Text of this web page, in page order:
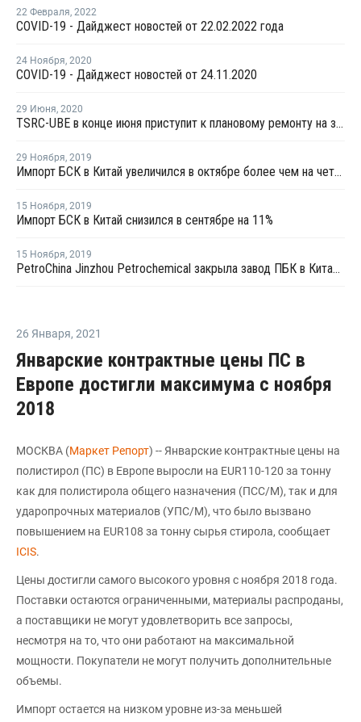
22 Февраля, 2022
COVID-19 - Дайджест новостей от 22.02.2022 года
24 Ноября, 2020
COVID-19 - Дайджест новостей от 24.11.2020
29 Июня, 2020
TSRC-UBE в конце июня приступит к плановому ремонту на заводе ПБК в Наньтуне
29 Ноября, 2019
Импорт БСК в Китай увеличился в октябре более чем на четверть
15 Ноября, 2019
Импорт БСК в Китай снизился в сентябре на 11%
15 Ноября, 2019
PetroChina Jinzhou Petrochemical закрыла завод ПБК в Китае на внеплановый ремонт
26 Января, 2021
Январские контрактные цены ПС в
Европе достигли максимума с ноября
2018
МОСКВА (Маркет Репорт) -- Январские контрактные цены на
полистирол (ПС) в Европе выросли на EUR110-120 за тонну
как для полистирола общего назначения (ПСС/М), так и для
ударопрочных материалов (УПС/М), что было вызвано
повышением на EUR108 за тонну сырья стирола, сообщает
ICIS.
Цены достигли самого высокого уровня с ноября 2018 года.
Поставки остаются ограниченными, материалы распроданы,
а поставщики не могут удовлетворить все запросы,
несмотря на то, что они работают на максимальной
мощности. Покупатели не могут получить дополнительные
объемы.
Импорт остается на низком уровне из-за меньшей